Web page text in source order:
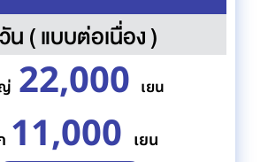
น ( แบบต่อเนื่อง )
22,000 เยน
11,000 เยน